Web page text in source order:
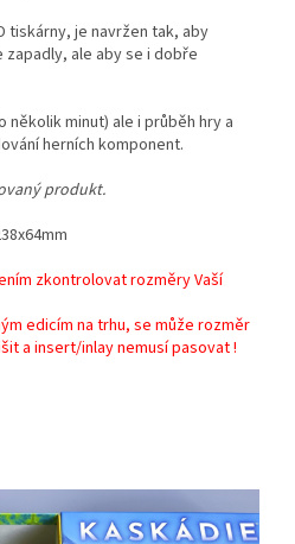
tiskárny, je navržen tak, aby
ale aby se i dobře
několik minut) ale i průběh hry a
herních komponent.
produkt.
zkontrolovat rozměry Vaší
edicím na trhu, se může rozměr
a insert/inlay nemusí pasovat !